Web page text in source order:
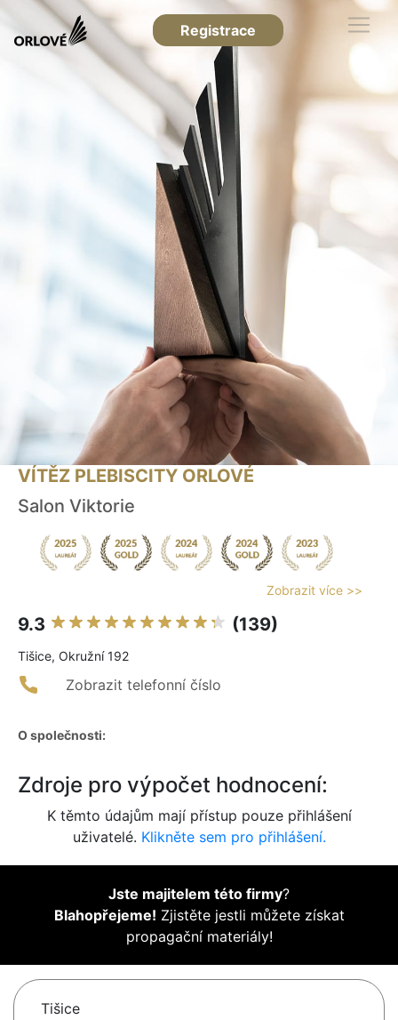
Registrace
VÍTĚZ PLEBISCITY ORLOVÉ
Salon Viktorie
Zobrazit více >>
9.3 (139)
Tišice, Okružní 192
Zobrazit telefonní číslo
O společnosti:
Zdroje pro výpočet hodnocení:
K těmto údajům mají přístup pouze přihlášení
uživatelé. Klikněte sem pro přihlášení.
Jste majitelem této firmy?
Blahopřejeme! Zjistěte jestli můžete získat
propagační materiály!
Tišice